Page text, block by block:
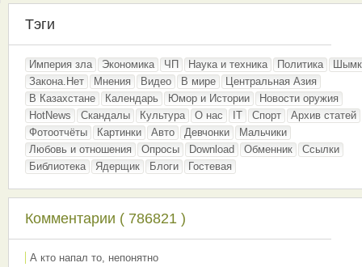
Тэги
Империя зла Экономика ЧП Наука и техника Политика
Закона.Нет
Мнения Видео В мире
Центральная Азия
В Казахстане
Календарь Юмор и Истории
Новости оружия
HotNews
Скандалы Культура О нас IT Спорт
Архив статей
Фотоотчёты
Картинки Авто Девчонки
Мальчики
Любовь и отношения
Опросы Download Обменник
Ссылки
Библиотека
Ядерщик Блоги Гостевая
Комментарии ( 786821 )
А кто напал то, непонятно